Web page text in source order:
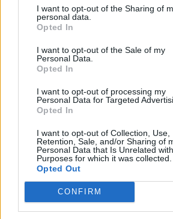
I want to opt-out of the Sharing of
personal data.
Opted In
I want to opt-out of the Sale of my
Personal Data.
Opted In
I want to opt-out of processing my
Personal Data for Targeted
Opted In
I want to opt-out of Collection, Use,
Retention, Sale, and/or Sharing of
Personal Data that Is Unrelated
Purposes for which it was collected.
Opted Out
CONFIRM
2023
Családi cserebere